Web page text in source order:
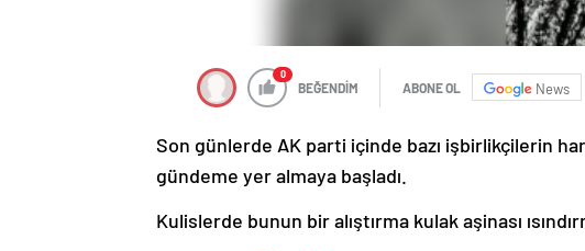
0
BEĞENDİM ABONE OL News
Son günlerde AK parti içinde bazı işbirlikçilerin
gündeme yer almaya başladı.
Kulislerde bunun bir alıştırma kulak aşinası